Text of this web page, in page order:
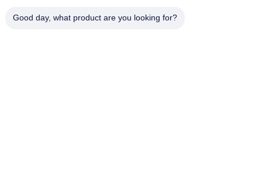
Repubblica popolare cinese 214.185
Good day, what product are you looking for?